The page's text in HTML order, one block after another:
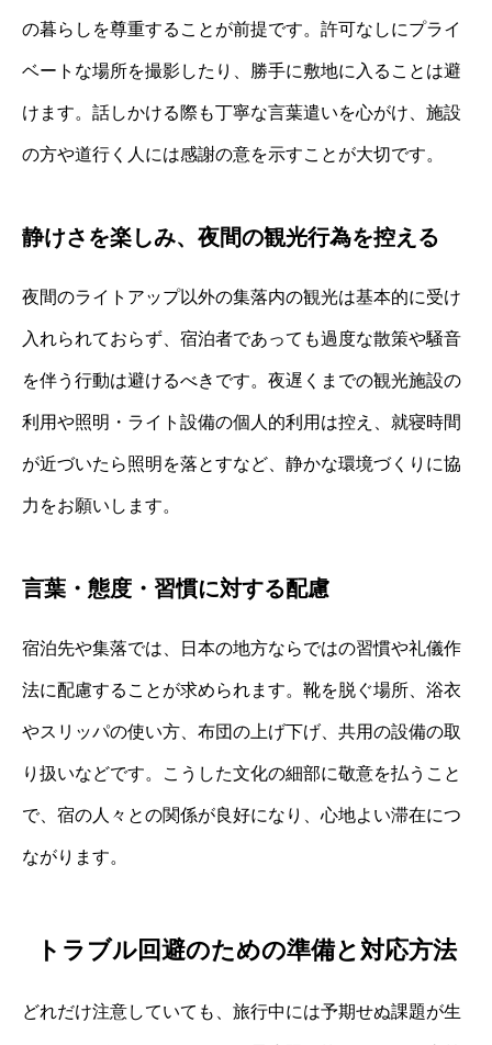
の暮らしを尊重することが前提です。許可なしにプライ
ベートな場所を撮影したり、勝手に敷地に入ることは避
けます。話しかける際も丁寧な言葉遣いを心がけ、施設
の方や道行く人には感謝の意を示すことが大切です。
静けさを楽しみ、夜間の観光行為を控える
夜間のライトアップ以外の集落内の観光は基本的に受け
入れられておらず、宿泊者であっても過度な散策や騒音
を伴う行動は避けるべきです。夜遅くまでの観光施設の
利用や照明・ライト設備の個人的利用は控え、就寝時間
が近づいたら照明を落とすなど、静かな環境づくりに協
力をお願いします。
言葉・態度・習慣に対する配慮
宿泊先や集落では、日本の地方ならではの習慣や礼儀作
法に配慮することが求められます。靴を脱ぐ場所、浴衣
やスリッパの使い方、布団の上げ下げ、共用の設備の取
り扱いなどです。こうした文化の細部に敬意を払うこと
で、宿の人々との関係が良好になり、心地よい滞在につ
ながります。
トラブル回避のための準備と対応方法
どれだけ注意していても、旅行中には予期せぬ課題が生